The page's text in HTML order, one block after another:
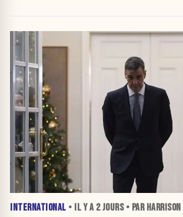
INTERNATIONAL • IL Y A 2 JOURS• PAR